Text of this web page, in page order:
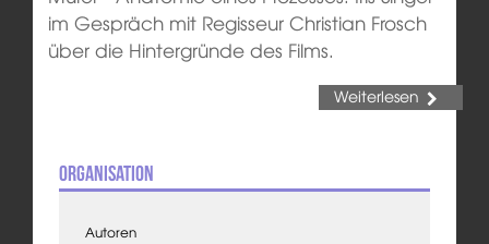
im Gespräch mit Regisseur Christian Frosch
über die Hintergründe des Films.
Weiterlesen
Organisation
Autoren